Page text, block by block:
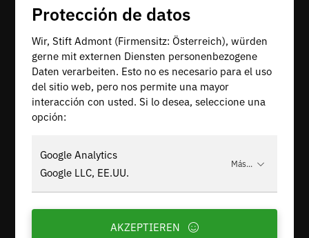
Protección de datos
Wir, Stift Admont (Firmensitz: Österreich), würden
gerne mit externen Diensten personenbezogene
Daten verarbeiten. Esto no es necesario para el uso
del sitio web, pero nos permite una mayor
interacción con usted. Si lo desea, seleccione una
opción:
Google Analytics
Google LLC, EE.UU.
Más...
AKZEPTIEREN